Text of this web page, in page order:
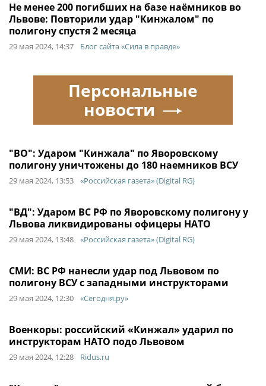
Не менее 200 погибших на базе наёмников во
Львове: Повторили удар "Кинжалом" по
полигону спустя 2 месяца
29 мая 2024, 14:37 Блог сайта «Сила в правде»
"ВО": Ударом "Кинжала" по Яворовскому
полигону уничтожены до 180 наемников ВСУ
29 мая 2024, 13:53 «Российская газета» (Digital RG)
"ВД": Ударом ВС РФ по Яворовскому полигону у
Львова ликвидированы офицеры НАТО
29 мая 2024, 13:48 «Российская газета» (Digital RG)
СМИ: ВС РФ нанесли удар под Львовом по
полигону ВСУ с западными инструкторами
29 мая 2024, 12:30 «Сегодня.ру»
Военкоры: российский «Кинжал» ударил по
инструкторам НАТО подо Львовом
29 мая 2024, 12:28 Ridus.ru
Персональные
новости